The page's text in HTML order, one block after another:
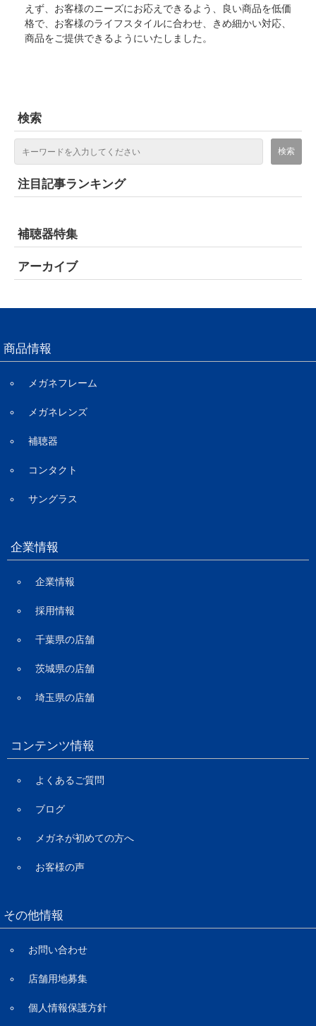
えず、お客様のニーズにお応えできるよう、良い商品を低価
格で、お客様のライフスタイルに合わせ、きめ細かい対応、
商品をご提供できるようにいたしました。
検索
注目記事ランキング
補聴器特集
アーカイブ
商品情報
メガネフレーム
メガネレンズ
補聴器
コンタクト
サングラス
企業情報
企業情報
採用情報
千葉県の店舗
茨城県の店舗
埼玉県の店舗
コンテンツ情報
よくあるご質問
ブログ
メガネが初めての方へ
お客様の声
その他情報
お問い合わせ
店舗用地募集
個人情報保護方針